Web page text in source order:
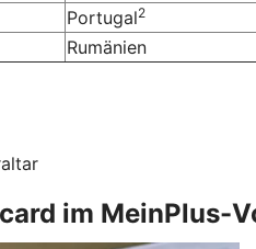
Portugal2
Rumänien
im MeinPlus-